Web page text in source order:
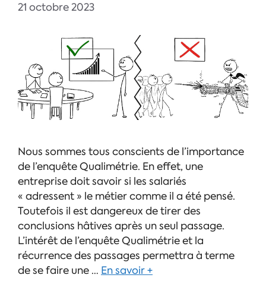
21 octobre 2023
Nous sommes tous conscients de l’importance
de l’enquête Qualimétrie. En effet, une
entreprise doit savoir si les salariés
« adressent » le métier comme il a été pensé.
Toutefois il est dangereux de tirer des
conclusions hâtives après un seul passage.
L’intérêt de l’enquête Qualimétrie et la
récurrence des passages permettra à terme
de se faire une … En savoir +